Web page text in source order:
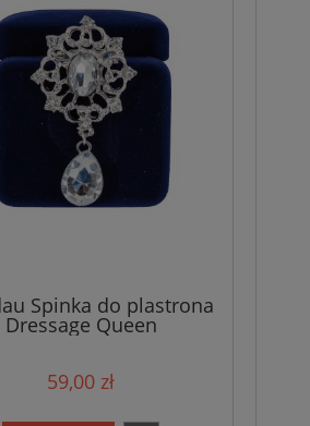
Spinka do plastrona
Dressage Queen
59,00 zł